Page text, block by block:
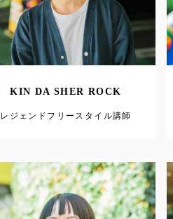
KIN DA SHER ROCK
レジェンドフリースタイル講師